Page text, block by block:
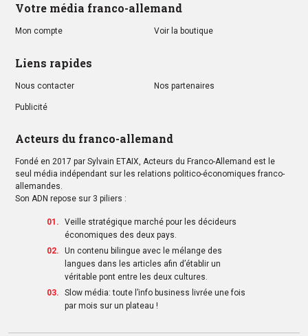
Votre média franco-allemand
Mon compte Voir la boutique
Liens rapides
Nous contacter Nos partenaires
Publicité
Acteurs du franco-allemand
Fondé en 2017 par Sylvain ETAIX, Acteurs du Franco-Allemand est le
seul média indépendant sur les relations politico-économiques franco-
allemandes.
Son ADN repose sur 3 piliers :
Veille stratégique marché pour les décideurs
économiques des deux pays.
Un contenu bilingue avec le mélange des
langues dans les articles afin d’établir un
véritable pont entre les deux cultures.
Slow média: toute l’info business livrée une fois
par mois sur un plateau !